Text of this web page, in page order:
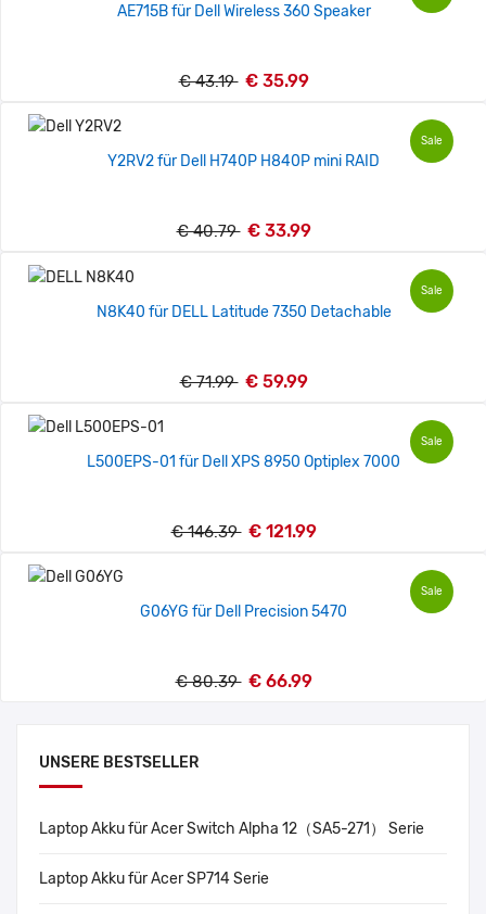
UNSERE BESTSELLER
Laptop Akku für Acer Switch Alpha 12（SA5-271） Serie
Laptop Akku für Acer SP714 Serie
AE715B für Dell Wireless 360 Speaker
€ 43.19 € 35.99
Sale
Y2RV2 für Dell H740P H840P mini RAID
€ 40.79 € 33.99
Sale
N8K40 für DELL Latitude 7350 Detachable
€ 71.99 € 59.99
Sale
L500EPS-01 für Dell XPS 8950 Optiplex 7000
€ 146.39 € 121.99
Sale
G06YG für Dell Precision 5470
€ 80.39 € 66.99